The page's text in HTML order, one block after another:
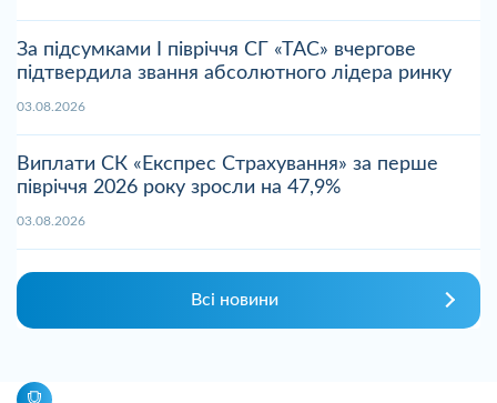
За підсумками І півріччя СГ «ТАС» вчергове
підтвердила звання абсолютного лідера ринку
03.08.2026
Виплати СК «Експрес Страхування» за перше
півріччя 2026 року зросли на 47,9%
03.08.2026
Всі новини